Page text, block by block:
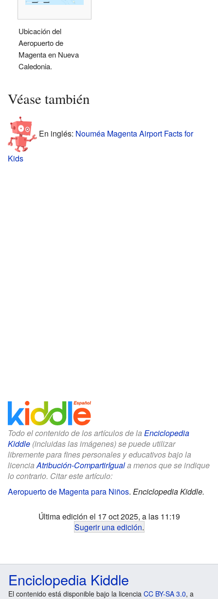
Ubicación del
Aeropuerto de
Magenta en Nueva
Caledonia.
Véase también
En inglés: Nouméa Magenta Airport Facts for
Kids
Todo el contenido de los artículos de la Enciclopedia
Kiddle (incluidas las imágenes) se puede utilizar
libremente para fines personales y educativos bajo la
licenciaAtribución-CompartirIguala menos que se indique
lo contrario. Citar este artículo:
Aeropuerto de Magenta para Niños. Enciclopedia Kiddle.
Última edición el 17 oct 2025, a las 11:19
Sugerir una edición.
Enciclopedia Kiddle
El contenido está disponible bajo la licencia CC BY-SA 3.0, a